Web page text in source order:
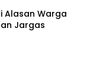
Alasan Warga
Jargas